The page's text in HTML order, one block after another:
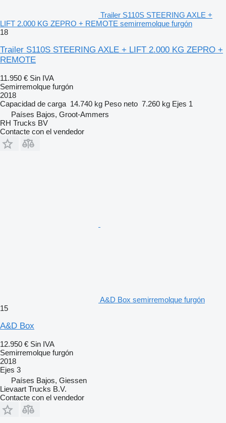
Trailer S110S STEERING AXLE +
LIFT 2.000 KG ZEPRO + REMOTE semirremolque furgón
18
Trailer S110S STEERING AXLE + LIFT 2.000 KG ZEPRO +
REMOTE
11.950 € Sin IVA
Semirremolque furgón
2018
Capacidad de carga 14.740 kg Peso neto 7.260 kg Ejes 1
Países Bajos, Groot-Ammers
RH Trucks BV
Contacte con el vendedor
A&D Box semirremolque furgón
15
A&D Box
12.950 € Sin IVA
Semirremolque furgón
2018
Ejes 3
Países Bajos, Giessen
Lievaart Trucks B.V.
Contacte con el vendedor